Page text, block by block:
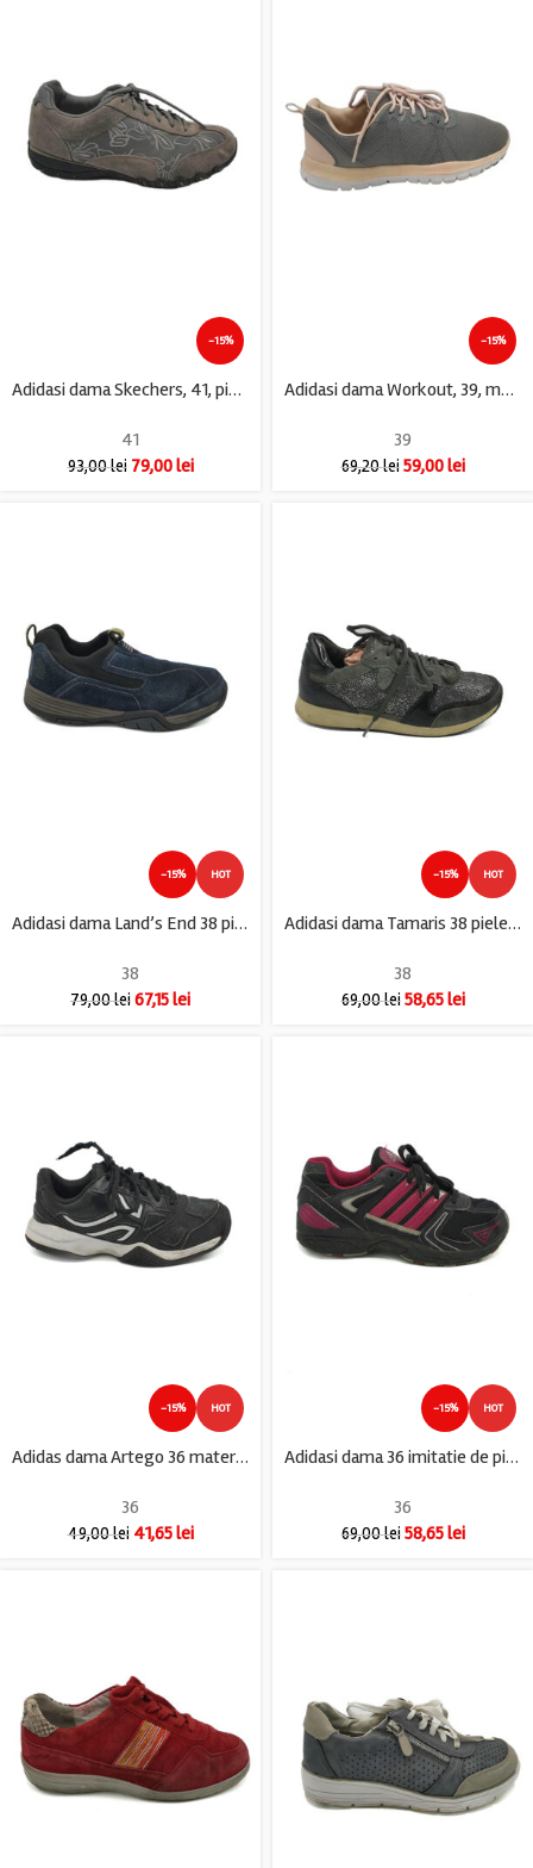
-15%
Adidasi dama Skechers, 41, piele intoarsa, material textil, gri
41
93,00lei 79,00lei
-15%
Adidasi dama Workout, 39, material textil, gri
39
69,20lei 59,00lei
-15% HOT
Adidasi dama Land’s End 38 piele intoarsa , bleumarin
38
79,00lei67,15lei
-15% HOT
Adidasi dama Tamaris 38 piele intoarsa , imitatie de piele ,gri
38
69,00lei 58,65lei
-15% HOT
Adidas dama Artego 36 material textil , imitatie de piele , negru
36
49,00lei 41,65lei
-15% HOT
Adidasi dama 36 imitatie de piele , material textil, negru roz
36
69,00lei 58,65lei